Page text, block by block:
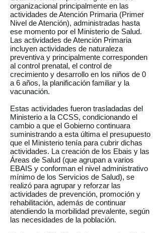
organizacional principalmente en las
actividades de Atención Primaria (Primer
Nivel de Atención), administradas hasta
ese momento por el Ministerio de Salud.
Las actividades de Atención Primaria
incluyen actividades de naturaleza
preventiva y principalmente corresponden
al control prenatal, el control de
crecimiento y desarrollo en los niños de 0
a 6 años, la planificación familiar y la
vacunación.
Estas actividades fueron trasladadas del
Ministerio a la CCSS, condicionando el
cambio a que el Gobierno continuara
suministrando a esta última el presupuesto
que el Ministerio tenía para cubrir dichas
actividades. La creación de los Ebais y las
Áreas de Salud (que agrupan a varios
EBAIS y conforman el nivel administrativo
mínimo de los Servicios de Salud), se
realizó para agrupar y reforzar las
actividades de prevención, promoción y
rehabilitación, además de continuar
atendiendo la morbilidad prevalente, según
las necesidades de la población.